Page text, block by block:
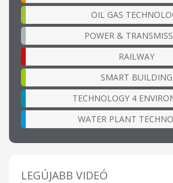
OIL GAS
POWER &
RAILWAY
SMART BUILDING
TECHNOLOGY 4
WATER PLANT
LEGÚJABB VIDEÓ